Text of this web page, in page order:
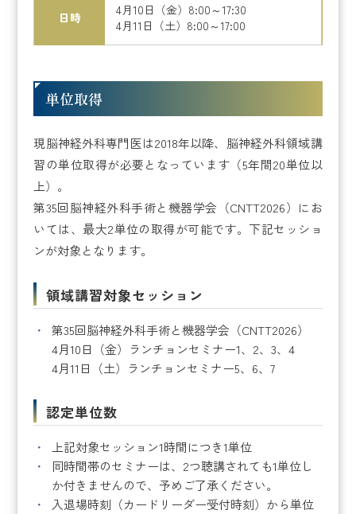
日時
4月10日（金）8:00～17:30
4月11日（土）8:00～17:00
単位取得
現脳神経外科専門医は2018年以降、脳神経外科領域講
習の単位取得が必要となっています（5年間20単位以
上）。
第35回脳神経外科手術と機器学会（CNTT2026）にお
いては、最大2単位の取得が可能です。下記セッショ
ンが対象となります。
領域講習対象セッション
第35回脳神経外科手術と機器学会（CNTT2026）
4月10日（金）ランチョンセミナー1、2、3、4
4月11日（土）ランチョンセミナー5、6、7
認定単位数
上記対象セッション1時間につき1単位
同時間帯のセミナーは、2つ聴講されても1単位し
か付きませんので、予めご了承ください。
入退場時刻（カードリーダー受付時刻）から単位